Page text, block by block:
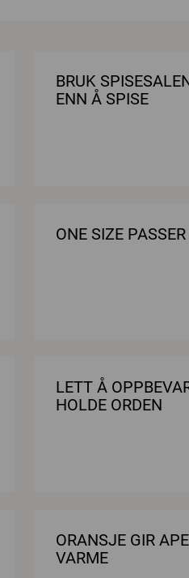
BRUK
ENN Å SPISE
ONE SIZE
LETT Å
HOLDE ORDEN
ORANSJE GIR
VARME